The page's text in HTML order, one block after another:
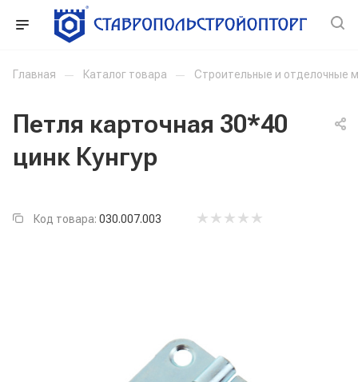
Главная — Каталог товара — Строительные и отделочные
Петля карточная 30*40
цинк Кунгур
Код товара: 030.007.003